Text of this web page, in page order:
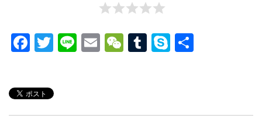
F
e
b
T
er
Li
E
W
at
T
r
S